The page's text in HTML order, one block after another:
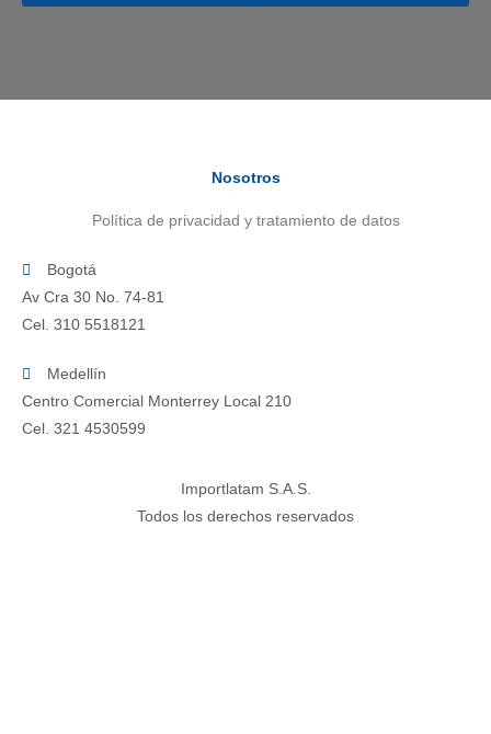
Nosotros
Política de privacidad y tratamiento de datos
Bogotá
Av Cra 30 No. 74-81
Cel. 310 5518121
Medellín
Centro Comercial Monterrey Local 210
Cel. 321 4530599
Importlatam S.A.S.
Todos los derechos reservados